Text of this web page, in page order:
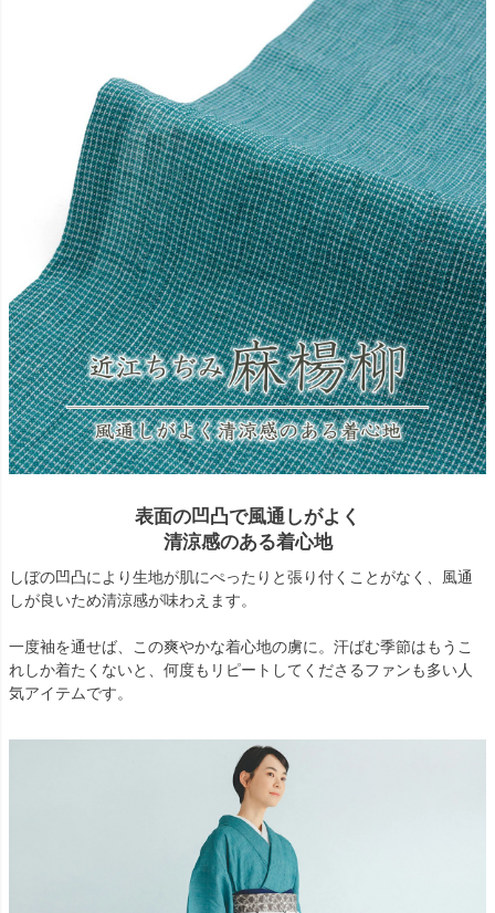
表面の凹凸で風通しがよく
清涼感のある着心地
しぼの凹凸により生地が肌にぺったりと張り付くことがなく、風通
しが良いため清涼感が味わえます。
一度袖を通せば、この爽やかな着心地の虜に。汗ばむ季節はもうこ
れしか着たくないと、何度もリピートしてくださるファンも多い人
気アイテムです。